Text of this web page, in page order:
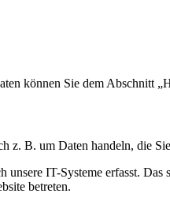
können Sie dem Abschnitt
z. B. um Daten handeln, die
IT-Systeme erfasst.
betreten.